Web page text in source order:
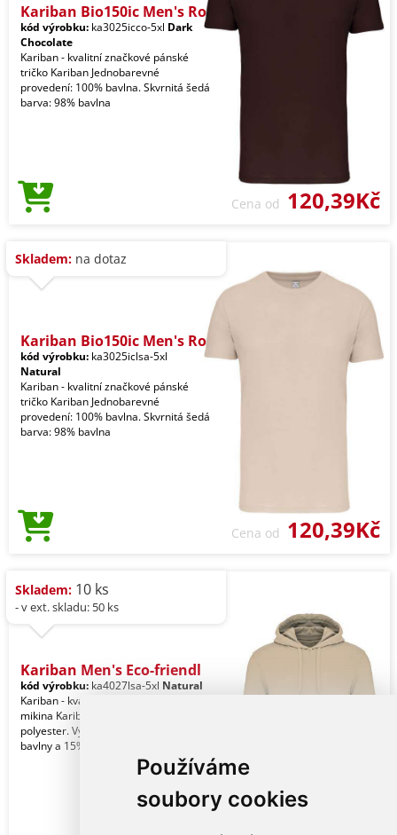
Používáme
soubory cookies
Kariban Bio150ic Men's Ro
kód výrobku: ka3025icco-5xl Dark
Chocolate
Kariban - kvalitní značkové pánské
tričko Kariban Jednobarevné
provedení: 100% bavlna. Skvrnitá šedá
barva: 98% bavlna
Cena od 120,39Kč
Skladem: na dotaz
Kariban Bio150ic Men's Ro
kód výrobku: ka3025iclsa-5xl
Natural
Kariban - kvalitní značkové pánské
tričko Kariban Jednobarevné
provedení: 100% bavlna. Skvrnitá šedá
barva: 98% bavlna
Cena od 120,39Kč
Skladem: 10 ks
- v ext. skladu: 50 ks
Kariban Men's Eco-friendl
kód výrobku: ka4027lsa-5xl Natural
Kariban - kvalitní značková pánská
mikina Kariban 85% bavlna / 15%
polyester. Vyrobeno z 85% organické
bavlny a 15% z re